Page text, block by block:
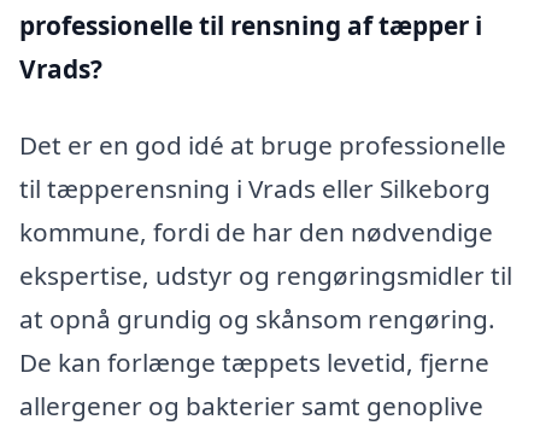
professionelle til rensning af tæpper i
Vrads?
Det er en god idé at bruge professionelle
til tæpperensning i Vrads eller Silkeborg
kommune, fordi de har den nødvendige
ekspertise, udstyr og rengøringsmidler til
at opnå grundig og skånsom rengøring.
De kan forlænge tæppets levetid, fjerne
allergener og bakterier samt genoplive